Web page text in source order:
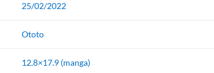
25/02/2022
Ototo
12.8×17.9 (manga)